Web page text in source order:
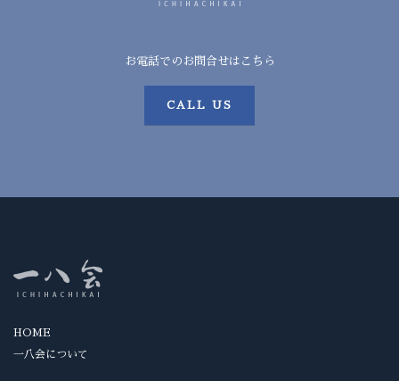
お電話でのお問合せはこちら
CALL US
HOME
一八会について